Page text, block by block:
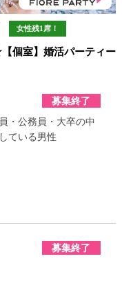
女性残1席！
個室】婚活パーティー
募集終了
・公務員・大卒の中
ている男性
募集終了